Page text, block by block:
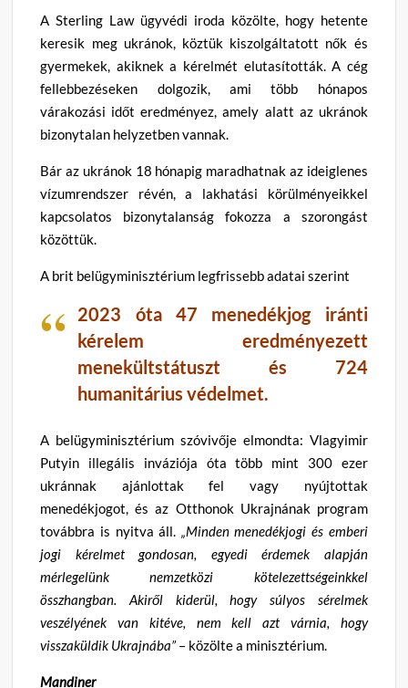
A Sterling Law ügyvédi iroda közölte, hogy hetente
keresik meg ukránok, köztük kiszolgáltatott nők és
gyermekek, akiknek a kérelmét elutasították. A cég
fellebbezéseken dolgozik, ami több hónapos
várakozási időt eredményez, amely alatt az ukránok
bizonytalan helyzetben vannak.
Bár az ukránok 18 hónapig maradhatnak az ideiglenes
vízumrendszer révén, a lakhatási körülményeikkel
kapcsolatos bizonytalanság fokozza a szorongást
közöttük.
A brit belügyminisztérium legfrissebb adatai szerint
2023 óta 47 menedékjog iránti
kérelem eredményezett
menekültstátuszt és 724
humanitárius védelmet.
A belügyminisztérium szóvivője elmondta: Vlagyimir
Putyin illegális inváziója óta több mint 300 ezer
ukránnak ajánlottak fel vagy nyújtottak
menedékjogot, és az Otthonok Ukrajnának program
továbbra is nyitva áll. „Minden menedékjogi és emberi
jogi kérelmet gondosan, egyedi érdemek alapján
mérlegelünk nemzetközi kötelezettségeinkkel
összhangban. Akiről kiderül, hogy súlyos sérelmek
veszélyének van kitéve, nem kell azt várnia, hogy
visszaküldik Ukrajnába”– közölte a minisztérium.
Mandiner